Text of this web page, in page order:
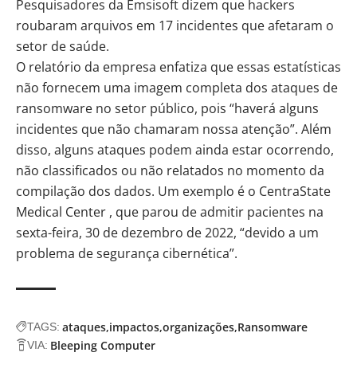
Pesquisadores da Emsisoft dizem que hackers
roubaram arquivos em 17 incidentes que afetaram o
setor de saúde.
O relatório da empresa enfatiza que essas estatísticas
não fornecem uma imagem completa dos ataques de
ransomware no setor público, pois “haverá alguns
incidentes que não chamaram nossa atenção”. Além
disso, alguns ataques podem ainda estar ocorrendo,
não classificados ou não relatados no momento da
compilação dos dados. Um exemplo é o CentraState
Medical Center , que parou de admitir pacientes na
sexta-feira, 30 de dezembro de 2022, “devido a um
problema de segurança cibernética”.
TAGS: ataques impactos organizações Ransomware
VIA: Bleeping Computer